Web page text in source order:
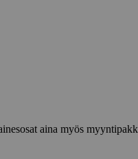
aina myös